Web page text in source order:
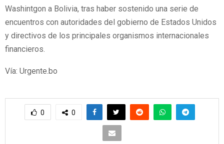
Washintgon a Bolivia, tras haber sostenido una serie de
encuentros con autoridades del gobierno de Estados Unidos
y directivos de los principales organismos internacionales
financieros.
Vía: Urgente.bo
0 0